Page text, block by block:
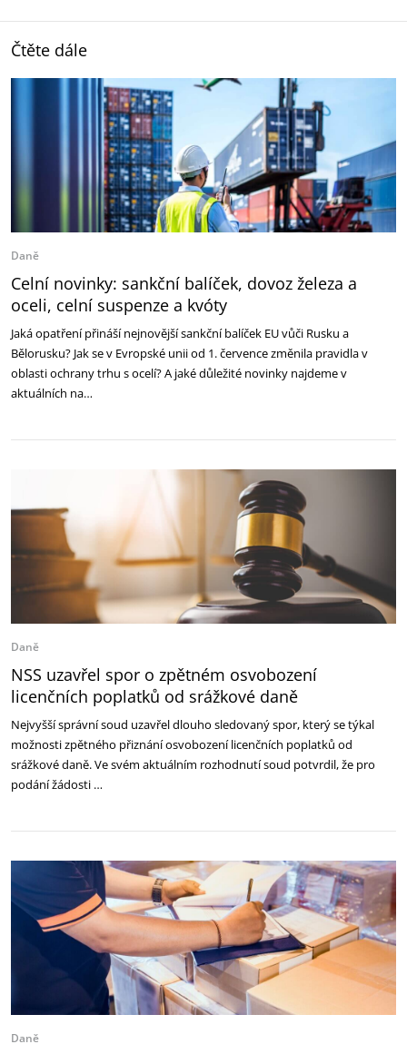
Čtěte dále
Daně
Celní novinky: sankční balíček, dovoz železa a
oceli, celní suspenze a kvóty
Jaká opatření přináší nejnovější sankční balíček EU vůči Rusku a
Bělorusku? Jak se v Evropské unii od 1. července změnila pravidla v
oblasti ochrany trhu s ocelí? A jaké důležité novinky najdeme v
aktuálních na…
Daně
NSS uzavřel spor o zpětném osvobození
licenčních poplatků od srážkové daně
Nejvyšší správní soud uzavřel dlouho sledovaný spor, který se týkal
možnosti zpětného přiznání osvobození licenčních poplatků od
srážkové daně. Ve svém aktuálním rozhodnutí soud potvrdil, že pro
podání žádosti …
Daně